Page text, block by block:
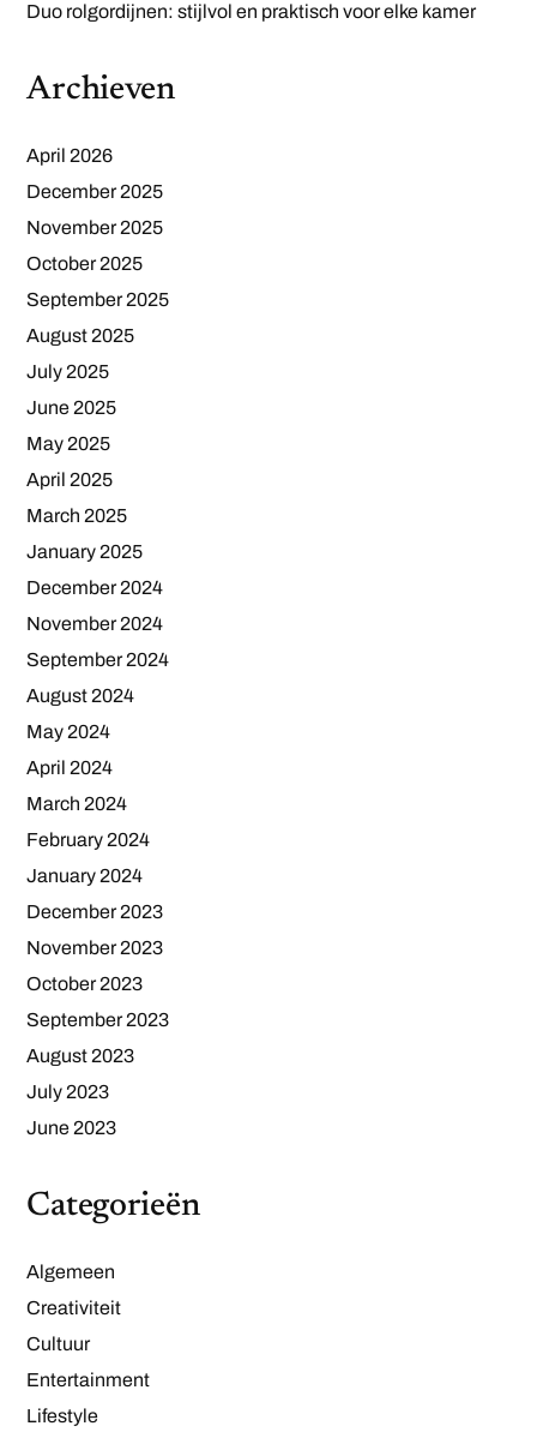
Duo rolgordijnen: stijlvol en praktisch voor elke kamer
Archieven
April 2026
December 2025
November 2025
October 2025
September 2025
August 2025
July 2025
June 2025
May 2025
April 2025
March 2025
January 2025
December 2024
November 2024
September 2024
August 2024
May 2024
April 2024
March 2024
February 2024
January 2024
December 2023
November 2023
October 2023
September 2023
August 2023
July 2023
June 2023
Categorieën
Algemeen
Creativiteit
Cultuur
Entertainment
Lifestyle